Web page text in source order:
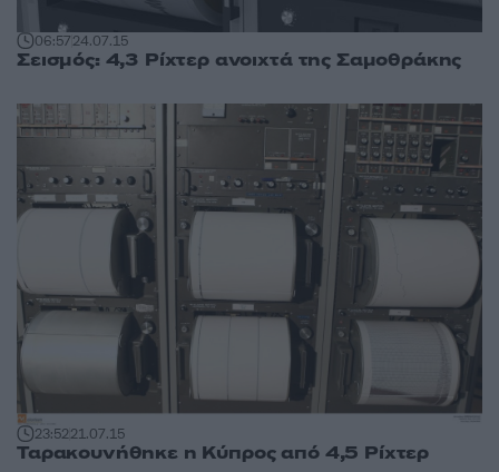
06:5724.07.15
Σεισμός: 4,3 Ρίχτερ ανοιχτά της Σαμοθράκης
23:5221.07.15
Ταρακουνήθηκε η Κύπρος από 4,5 Ρίχτερ